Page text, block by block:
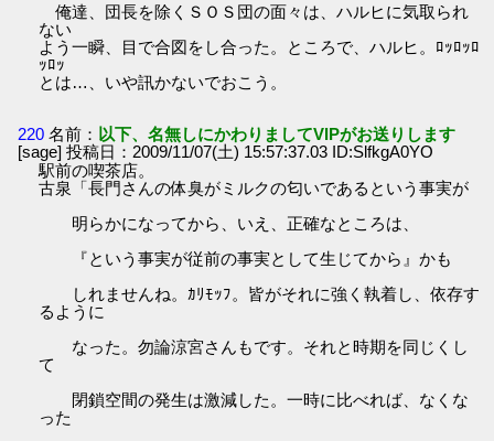
俺達、団長を除くＳＯＳ団の面々は、ハルヒに気取られ
ない
よう一瞬、目で合図をし合った。ところで、ハルヒ。ﾛｯﾛｯﾛ
ｯﾛｯ
とは…、いや訊かないでおこう。
220 名前： 以下、名無しにかわりましてVIPがお送りします
[sage] 投稿日：2009/11/07(土) 15:57:37.03 ID:SlfkgA0YO
駅前の喫茶店。
古泉「長門さんの体臭がミルクの匂いであるという事実が
明らかになってから、いえ、正確なところは、
『という事実が従前の事実として生じてから』かも
しれませんね。ｶﾘﾓｯﾌ。皆がそれに強く執着し、依存す
るように
なった。勿論涼宮さんもです。それと時期を同じくし
て
閉鎖空間の発生は激減した。一時に比べれば、なくな
った